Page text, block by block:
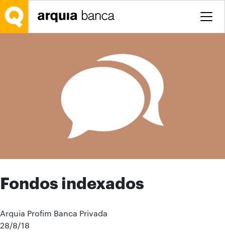
Saltar al contenido principal
Fondos indexados
Arquia Profim Banca Privada
28/8/18